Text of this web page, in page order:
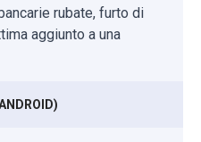
rubate, furto di
aggiunto a una